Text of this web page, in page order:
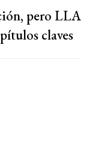
pero LLA
claves